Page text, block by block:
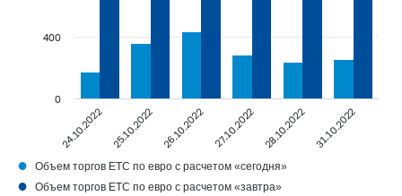
24.10.2022 25.10.2022 26.10.2022 27.10.2022 28.10.2022 31.10.2022
0
400
● Объем торгов ETC по евро с расчетом «сегодня»
● Объем торгов ETC по евро с расчетом «завтра»